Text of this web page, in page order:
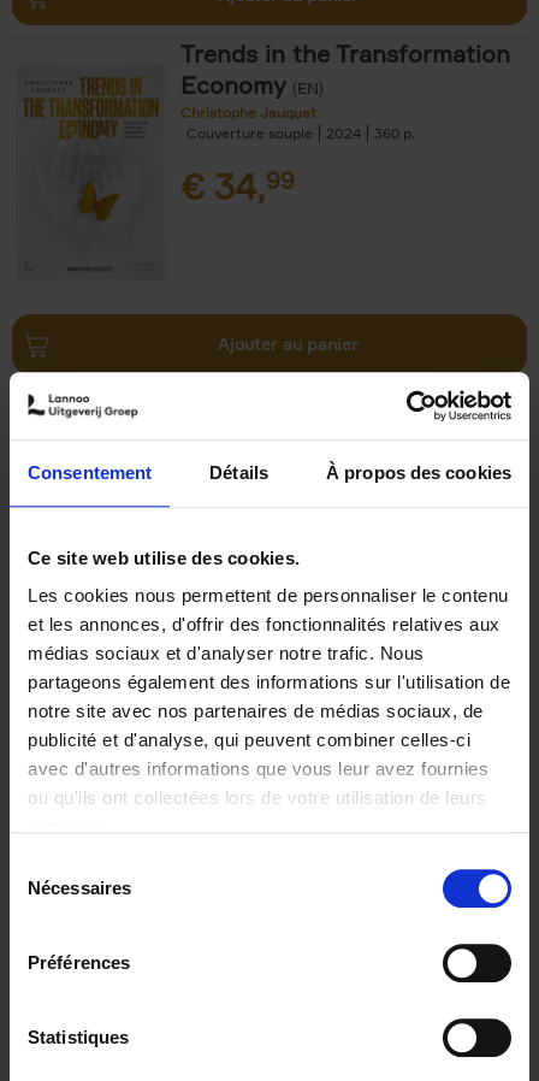
Consentement Détails À propos des cookies
Ce site web utilise des cookies.
Les cookies nous permettent de personnaliser le contenu
et les annonces, d'offrir des fonctionnalités relatives aux
médias sociaux et d'analyser notre trafic. Nous
partageons également des informations sur l'utilisation de
notre site avec nos partenaires de médias sociaux, de
publicité et d'analyse, qui peuvent combiner celles-ci
avec d'autres informations que vous leur avez fournies
ou qu'ils ont collectées lors de votre utilisation de leurs
Nécessaires
Préférences
Statistiques
Trends in the Transformation
Economy (EN)
Christophe Jauquet
Couverture souple
2024 360
€ 34,99
Ajouter au panier
Operating With Positive
Impact (EN)
Axel Smits
Jochen Vincke
Couverture souple
2023 214
Ajouter au panier
Reward
Axel Smits
Bart Van den Bussche
Couverture souple
2024 222